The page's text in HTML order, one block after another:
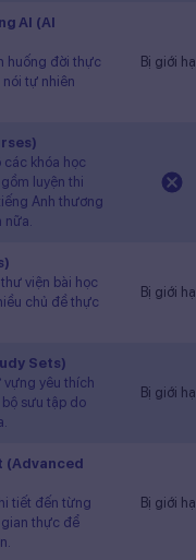
AI (AI
huống đời thực
nói tự nhiên
Bị giới
các khóa học
luyện thi
Anh thương
nữa.
viện bài học
chủ đề thực
Bị giới
Sets)
vựng yêu thích
sưu tập do
Bị giới
(Advanced
tiết đến từng
thực để
Bị giới